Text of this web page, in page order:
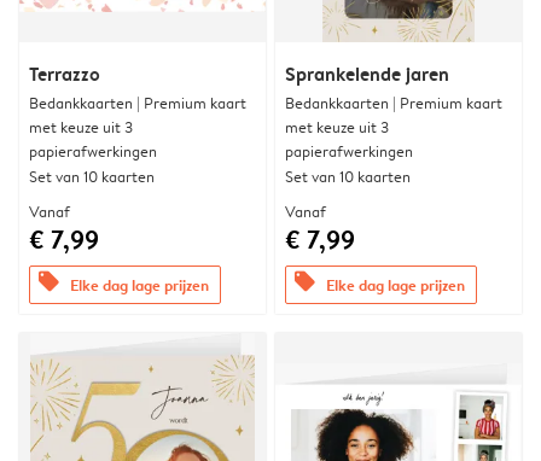
Terrazzo
Bedankkaarten | Premium kaart
met keuze uit 3
papierafwerkingen
Set van 10 kaarten
Vanaf
€ 7,99
offers Elke dag lage prijzen
Sprankelende jaren
Bedankkaarten | Premium kaart
met keuze uit 3
papierafwerkingen
Set van 10 kaarten
Vanaf
€ 7,99
offers Elke dag lage prijzen